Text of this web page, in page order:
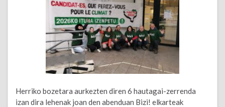
Herriko bozetara aurkezten diren 6 hautagai-zerrenda
izan dira lehenak joan den abenduan Bizi! elkarteak